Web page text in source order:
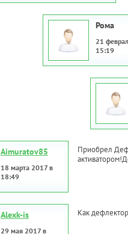
Рома
21
15:19
Aimuratov85
18 марта 2017 в
18:49
Приобрел
Alexk-is
29 мая 2017 в
Как